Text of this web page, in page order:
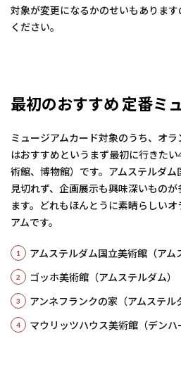
対象が変更になるかのせいもありま
ください。
最初のおすすめ 定番ミ
ミュージアムカード対象のうち、オ
はおすすめというまず最初に行きた
術館、博物館）です。アムステルダ
見切れず、企画展示も興味深いもの
ます。どれもほんとうに素晴らしい
アムです。
アムステルダム国立美術館（アム
ゴッホ美術館（アムステルダム）
アンネフランクの家（アムステル
マウリッツハウス美術館（デンハ